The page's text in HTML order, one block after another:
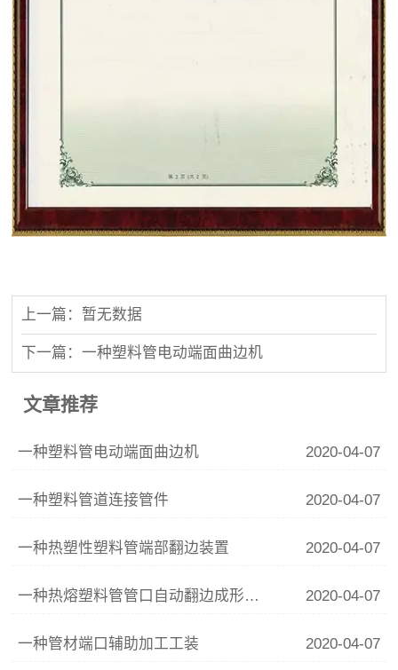
上一篇：暂无数据
下一篇：一种塑料管电动端面曲边机
文章推荐
一种塑料管电动端面曲边机 2020-04-07
一种塑料管道连接管件 2020-04-07
一种热塑性塑料管端部翻边装置 2020-04-07
一种热熔塑料管管口自动翻边成形设备 2020-04-07
一种管材端口辅助加工工装 2020-04-07